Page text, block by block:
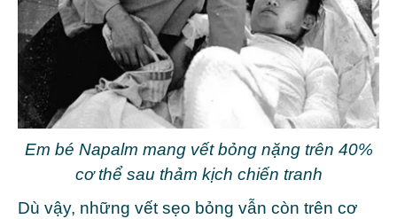
Em bé Napalm mang vết bỏng nặng trên 40%
cơ thể sau thảm kịch chiến tranh
Dù vậy, những vết sẹo bỏng vẫn còn trên cơ